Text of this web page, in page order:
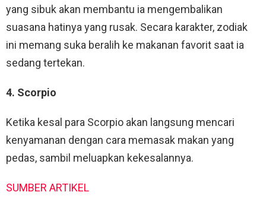
yang sibuk akan membantu ia mengembalikan
suasana hatinya yang rusak. Secara karakter, zodiak
ini memang suka beralih ke makanan favorit saat ia
sedang tertekan.
4. Scorpio
Ketika kesal para Scorpio akan langsung mencari
kenyamanan dengan cara memasak makan yang
pedas, sambil meluapkan kekesalannya.
SUMBER ARTIKEL